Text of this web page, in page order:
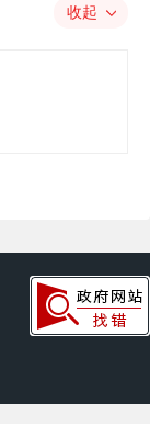
收起